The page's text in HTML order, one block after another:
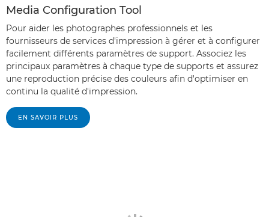
Media Configuration Tool
Pour aider les photographes professionnels et les
fournisseurs de services d'impression à gérer et à configurer
facilement différents paramètres de support. Associez les
principaux paramètres à chaque type de supports et assurez
une reproduction précise des couleurs afin d'optimiser en
continu la qualité d'impression.
EN SAVOIR PLUS